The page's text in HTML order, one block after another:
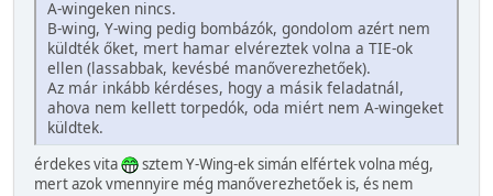
A-wingeken nincs.
B-wing, Y-wing pedig bombázók, gondolom azért nem
küldték őket, mert hamar elvéreztek volna a TIE-ok
ellen (lassabbak, kevésbé manőverezhetőek).
Az már inkább kérdéses, hogy a másik feladatnál,
ahova nem kellett torpedók, oda miért nem A-wingeket
küldtek.
érdekes vita
sztem Y-Wing-ek simán elfértek volna még,
mert azok vmennyire még manőverezhetőek is, és nem